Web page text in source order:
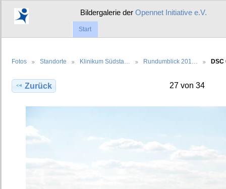
Bildergalerie derOpennet Initiative e.V.
Start
Fotos Standorte Klinikum Südsta… Rundumblick 201… DSC
Zurück 27 von 34